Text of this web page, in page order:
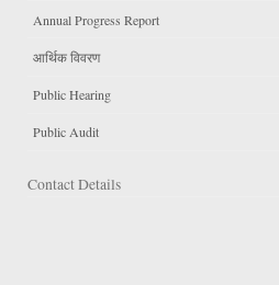
Annual Progress Report
आर्थिक विवरण
Public Hearing
Public Audit
Contact Details